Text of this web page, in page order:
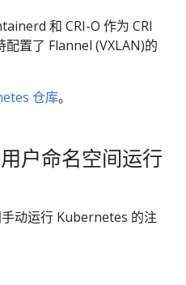
和 CRI-O 作为 CRI
置了 Flannel (VXLAN)的
仓库。
户命名空间运行
动运行 Kubernetes 的注